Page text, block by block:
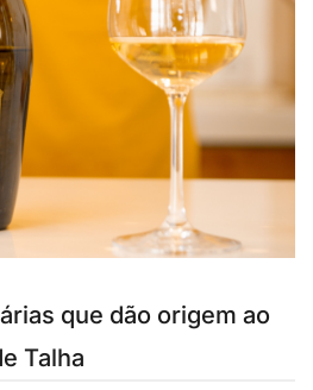
que dão origem ao
Talha